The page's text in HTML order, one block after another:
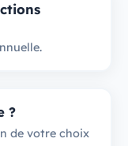
?
de votre choix